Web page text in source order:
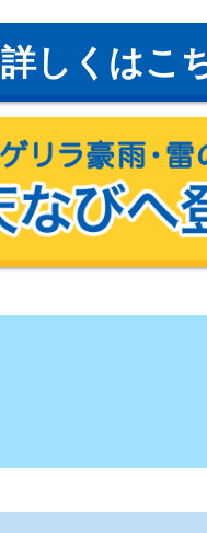
詳しくはこ